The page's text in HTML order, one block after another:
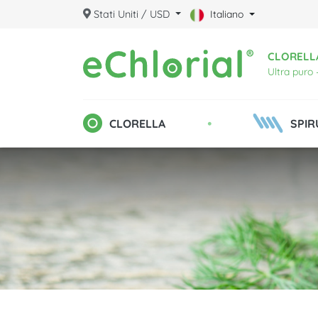
Stati Uniti / USD Italiano
Ultra puro
CLORELLA •